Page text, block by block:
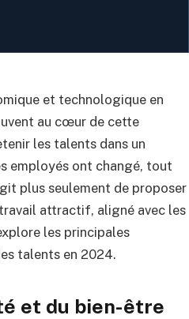
et technologique en
au cœur de cette
les talents dans un
employés ont changé, tout
plus seulement de proposer
attractif, aligné avec les
les principales
talents en 2024.
et du bien-être